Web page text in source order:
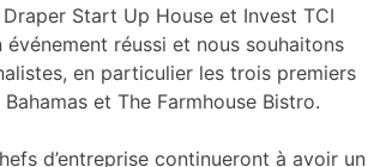
Start Up House et Invest TCI
événement réussi et nous souhaitons
en particulier les trois premiers
et The Farmhouse Bistro.
d’entreprise continueront à avoir un